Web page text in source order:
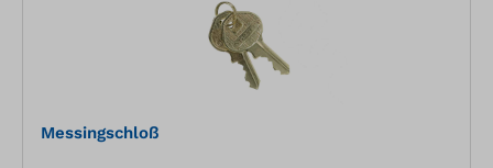
Messingschloß